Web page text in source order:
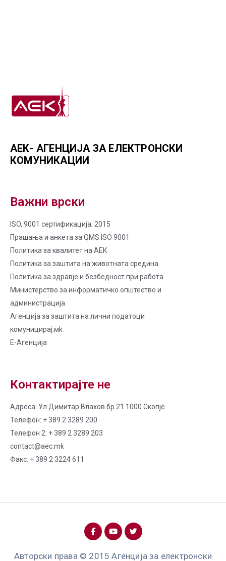
АЕК- АГЕНЦИЈА ЗА ЕЛЕКТРОНСКИ
КОМУНИКАЦИИ
Важни врски
ISO, 9001 сертификација; 2015
Прашања и анкета за QMS ISO 9001
Политика за квалитет на AЕК
Политика за заштита на животната средина
Политика за здравје и безбедност при работа
Министерство за информатичко општество и
администрација
Агенција за заштита на лични податоци
комуницирај.мk
Е-Агенција
Контактирајте не
Адреса: Ул.Димитар Влахов бр.21 1000 Скопје
Телефон: + 389 2 3289 200
Телефон 2: + 389 2 3289 203
contact@aec.mk
Факс: + 389 2 3224 611
Авторски права © 2015 Агенција за електронски